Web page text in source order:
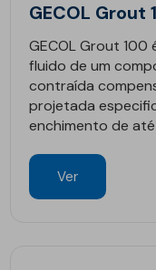
GECOL Grout
GECOL Grout 100
fluido de um
contraída
projetada
enchimento de
Ver